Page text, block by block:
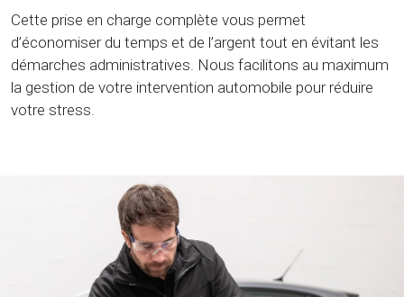
Cette prise en charge complète vous permet
d’économiser du temps et de l’argent tout en évitant les
démarches administratives. Nous facilitons au maximum
la gestion de votre intervention automobile pour réduire
votre stress.